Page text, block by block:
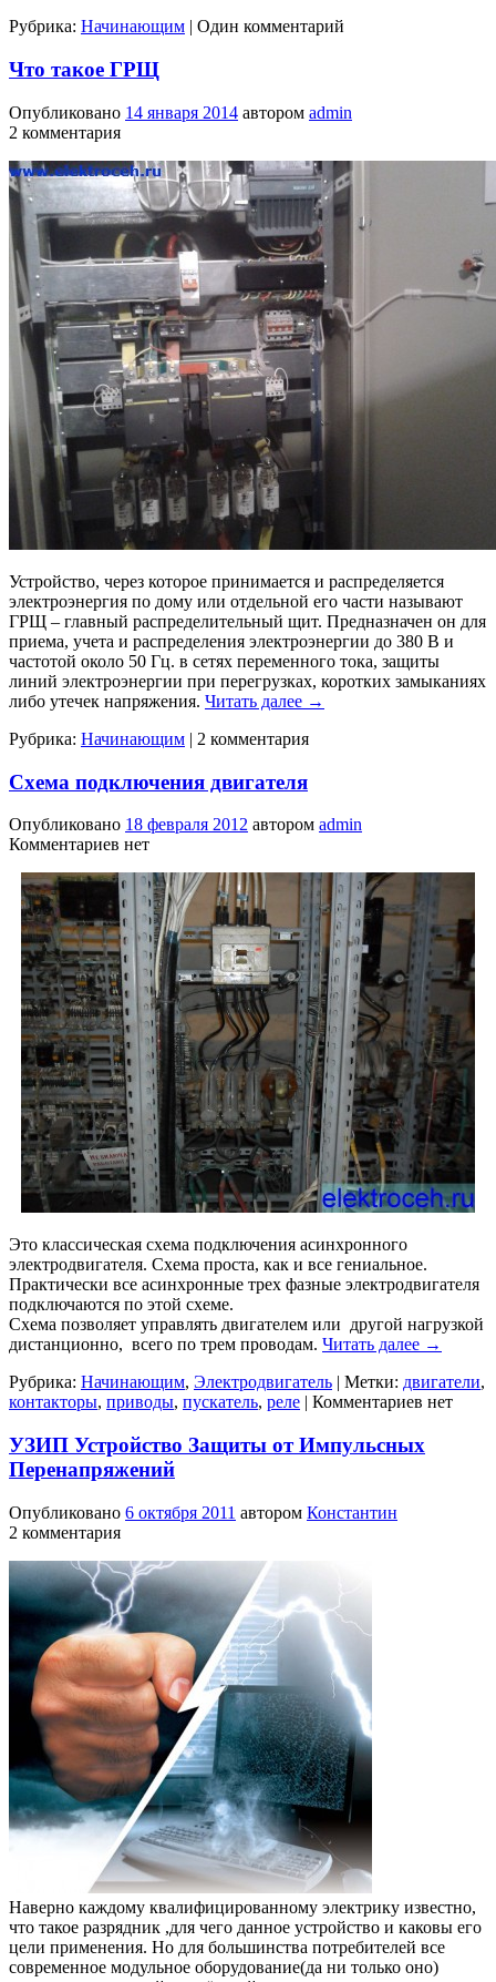
Рубрика: Начинающим Один комментарий
Что такое ГРЩ
Опубликовано 14 января 2014 автором admin
2 комментария
Устройство, через которое принимается и распределяется
электроэнергия по дому или отдельной его части называют
ГРЩ – главный распределительный щит. Предназначен он для
приема, учета и распределения электроэнергии до 380 В и
частотой около 50 Гц. в сетях переменного тока, защиты
линий электроэнергии при перегрузках, коротких замыканиях
либо утечек напряжения. Читать далее →
Рубрика: Начинающим | 2 комментария
Схема подключения двигателя
Опубликовано 18 февраля 2012 автором admin
Комментариев нет
Это классическая схема подключения асинхронного
электродвигателя. Схема проста, как и все гениальное.
Практически все асинхронные трех фазные электродвигателя
подключаются по этой схеме.
Схема позволяет управлять двигателем или другой нагрузкой
дистанционно, всего по трем проводам. Читать далее →
Рубрика: Начинающим, Электродвигатель | Метки: двигатели,
контакторы, приводы, пускатель, реле | Комментариев нет
УЗИП Устройство Защиты от Импульсных
Перенапряжений
Опубликовано 6 октября 2011 автором Константин
2 комментария
Наверно каждому квалифицированному электрику известно,
что такое разрядник ,для чего данное устройство и каковы его
цели применения. Но для большинства потребителей все
современное модульное оборудование(да ни только оно)